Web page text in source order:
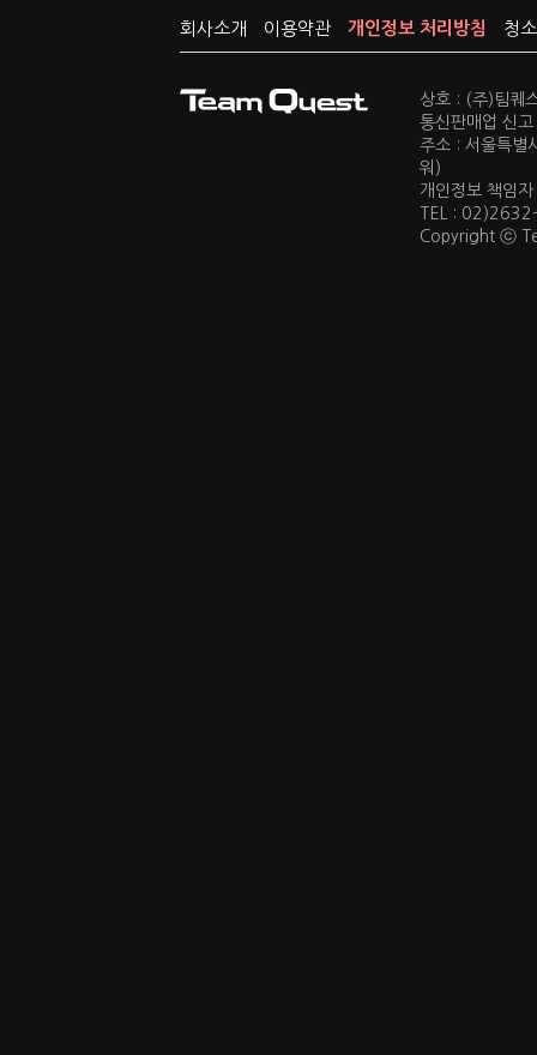
회사소개 이용약관 개인정보 처리방침 청
상호 : (주)팀퀘
통신판매업 신
주소 : 서울특
워)
개인정보 책
TEL :
Copyright ⓒ